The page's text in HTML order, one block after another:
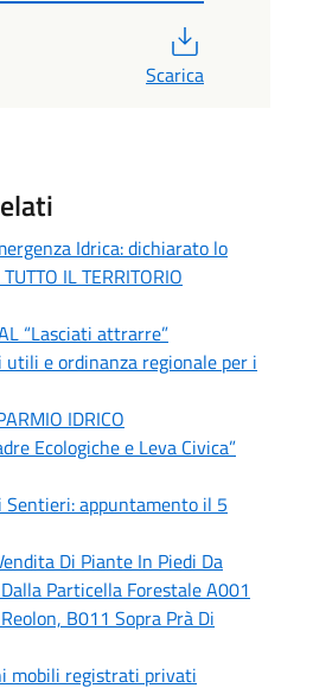
Scarica
Idrica: dichiarato lo
IL TERRITORIO
“Lasciati attrarre”
utili e ordinanza regionale per i
IDRICO
Ecologiche e Leva Civica”
appuntamento il 5
Di Piante In Piedi Da
Particella Forestale A001
B011 Sopra Prà Di
mobili registrati privati